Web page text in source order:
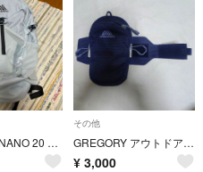
GREGORY NANO 20 バックパック リュック
その他
GREGORY アウトドアポーチ
¥ 3,000